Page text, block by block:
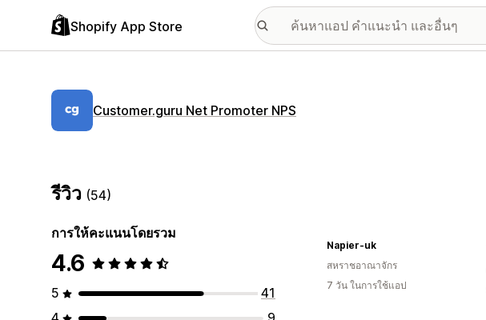
Shopify App Store
Customer.guru Net Promoter NPS
รีวิว (54)
การให้คะแนนโดยรวม
4.6
5
41
Napier-uk
สหราชอาณาจักร
7 วัน ในการใช้แอป